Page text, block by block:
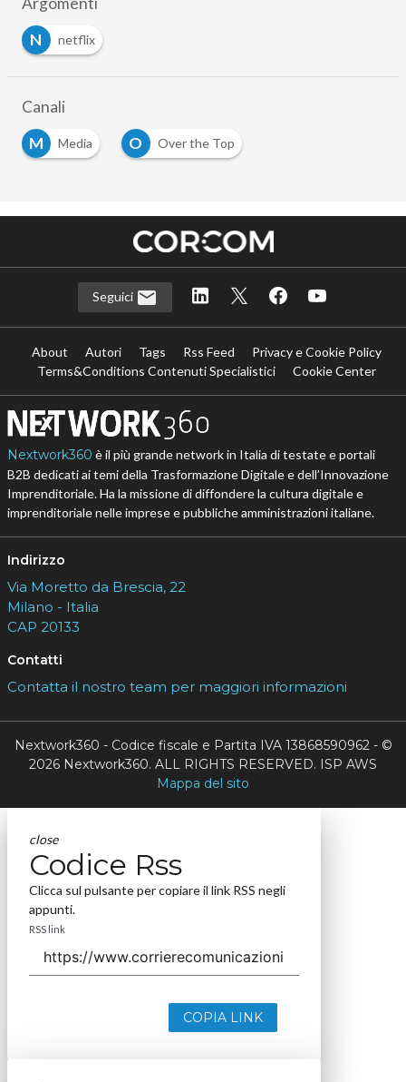
N
netflix
Canali
M
Media O Over the Top
Seguici
About Autori Tags Rss Feed
Privacy e Cookie Policy
Terms&Conditions Contenuti Specialistici
Cookie Center
Nextwork360 è il più grande network in Italia di testate e portali
B2B dedicati ai temi della Trasformazione Digitale e dell’Innovazione
Imprenditoriale. Ha la missione di diffondere la cultura digitale e
imprenditoriale nelle imprese e pubbliche amministrazioni italiane.
Indirizzo
Via Moretto da Brescia, 22
Milano - Italia
CAP 20133
Contatti
Contatta il nostro team per maggiori informazioni
Nextwork360 - Codice fiscale e Partita IVA 13868590962 - ©
2026 Nextwork360. ALL RIGHTS RESERVED. ISP AWS
Mappa del sito
close
Codice Rss
Clicca sul pulsante per copiare il link RSS negli
appunti.
RSS link
COPIA LINK